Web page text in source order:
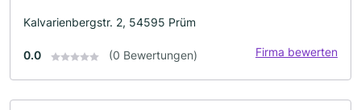
Kalvarienbergstr. 2, 54595 Prüm
0.0 (0 Bewertungen) Firma bewerten